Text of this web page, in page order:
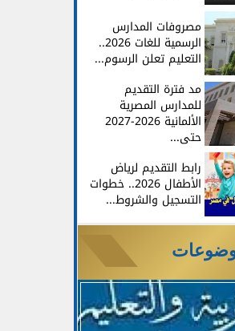
مصروفات المدارس
الرسمية للغات 2026..
التعليم تعلن الرسوم...
مد فترة التقديم
للمدارس المصرية
الألمانية 2026-2027
حتى...
رابط التقديم لرياض
الأطفال 2026.. خطوات
التسجيل والشروط...